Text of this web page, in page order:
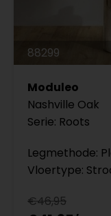
88299
Moduleo
Nashville Oak
Serie: Roots
Legmethode:
Vloertype:
€46,95